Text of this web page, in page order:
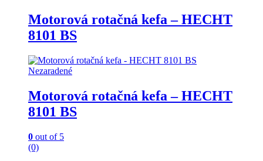
Motorová rotačná kefa – HECHT
8101 BS
Nezaradené
Motorová rotačná kefa – HECHT
8101 BS
0 out of 5
(0)